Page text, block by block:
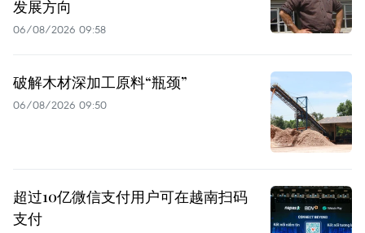
发展方向
06/08/2026 09:58
破解木材深加工原料“瓶颈”
06/08/2026 09:50
超过10亿微信支付用户可在越南扫码
支付